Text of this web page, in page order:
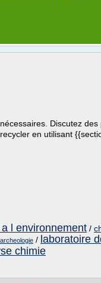
Discutez des
en utilisant
l environnement /
/ laboratoire
chimie